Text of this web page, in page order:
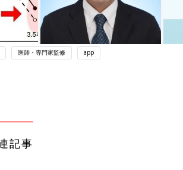
医師・専門家監修 app
記事